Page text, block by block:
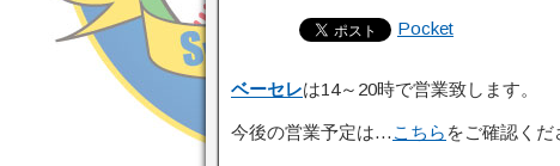
Pocket
ベーセレは14～20時で営業致します。
今後の営業予定は… こちら をご確認くだ